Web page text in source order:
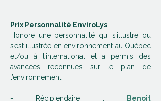
Prix Personnalité EnviroLys
Honore une personnalité qui s’illustre ou
s’est illustrée en environnement au Québec
et/ou à l’international et a permis des
avancées reconnues sur le plan de
l’environnement.
- Récipiendaire :
Benoit